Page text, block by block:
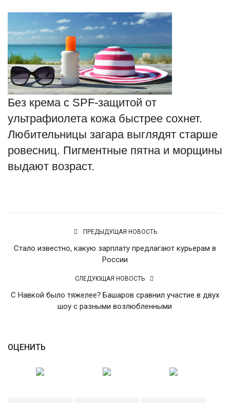
Здоровье
Образование
Шоу-бизнес
В мире
Россия
Без крема с SPF-защитой от
ультрафиолета кожа быстрее сохнет.
Любительницы загара выглядят старше
ровесниц. Пигментные пятна и морщины
выдают возраст.
ПРЕДЫДУЩАЯ НОВОСТЬ
Стало известно, какую зарплату предлагают курьерам в
России
СЛЕДУЮЩАЯ НОВОСТЬ
С Навкой было тяжелее? Башаров сравнил участие в двух
шоу с разными возлюбленными
ОЦЕНИТЬ